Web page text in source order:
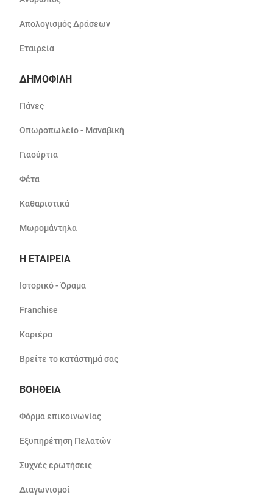
Απολογισμός Δράσεων
Εταιρεία
ΔΗΜΟΦΙΛΗ
Πάνες
Οπωροπωλείο - Μαναβική
Γιαούρτια
Φέτα
Καθαριστικά
Μωρομάντηλα
Η ΕΤΑΙΡΕΙΑ
Ιστορικό - Όραμα
Franchise
Καριέρα
Βρείτε το κατάστημά σας
ΒΟΗΘΕΙΑ
Φόρμα επικοινωνίας
Εξυπηρέτηση Πελατών
Συχνές ερωτήσεις
Διαγωνισμοί